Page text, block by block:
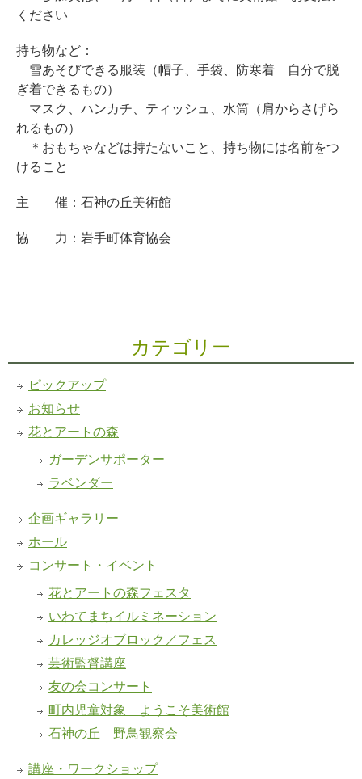
ください
持ち物など：
雪あそびできる服装（帽子、手袋、防寒着 自分で脱
ぎ着できるもの）
マスク、ハンカチ、ティッシュ、水筒（肩からさげら
れるもの）
＊おもちゃなどは持たないこと、持ち物には名前をつ
けること
主 催：石神の丘美術館
協 力：岩手町体育協会
カテゴリー
ピックアップ
お知らせ
花とアートの森
ガーデンサポーター
ラベンダー
企画ギャラリー
ホール
コンサート・イベント
花とアートの森フェスタ
いわてまちイルミネーション
カレッジオブロック／フェス
芸術監督講座
友の会コンサート
町内児童対象 ようこそ美術館
石神の丘 野鳥観察会
講座・ワークショップ